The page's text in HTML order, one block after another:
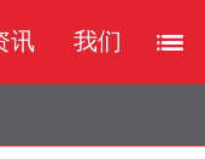
讯 我们